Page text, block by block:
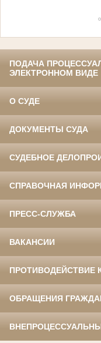
ПОДАЧА
ЭЛЕКТРОННОМ ВИДЕ
О СУДЕ
ДОКУМЕНТЫ СУДА
СУДЕБНОЕ
СПРАВОЧНАЯ
ПРЕСС-СЛУЖБА
ВАКАНСИИ
ПРОТИВОДЕЙСТВИЕ
ОБРАЩЕНИЯ